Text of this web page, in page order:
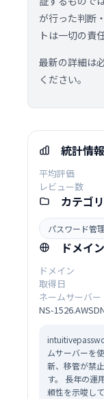
が行った判断
トは一切の責
最新の詳細は
ください。
統計情報
平均評価
レビュー数
カテゴ
パスワード管
ドメイ
ドメイン
取得日
ネームサーバー
NS-
ムサーバーを
新、移管が禁
す。 長年の運
頼性を示唆して